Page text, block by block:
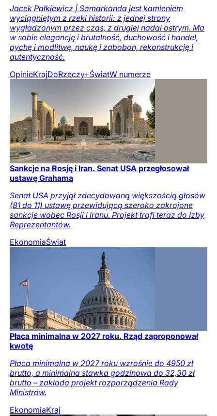
Jacek Pałkiewicz | Samarkanda jest kamieniem
wyciągniętym z rzeki historii: z jednej strony
wygładzonym przez czas, z drugiej nadal ostrym. Ma
w sobie elegancję i brutalność, duchowość i handel,
pychę i modlitwę, naukę i zabobon, rekonstrukcję i
autentyczność.
OpinieKrajDoRzeczy+ŚwiatW numerze
Sankcje na Rosję i Iran. Senat USA przegłosował
ustawę Grahama
Senat USA przyjął zdecydowaną większością głosów
(81 do 11) ustawę przewidującą szeroko zakrojone
sankcje wobec Rosji i Iranu. Projekt trafi teraz do Izby
Reprezentantów.
EkonomiaŚwiat
Płaca minimalna w 2027 roku. Rząd zaproponował
kwotę
Płaca minimalna w 2027 roku wzrośnie do 4950 zł
brutto, a minimalna stawka godzinowa do 32,30 zł
brutto – zakłada projekt rozporządzenia Rady
Ministrów.
EkonomiaKraj